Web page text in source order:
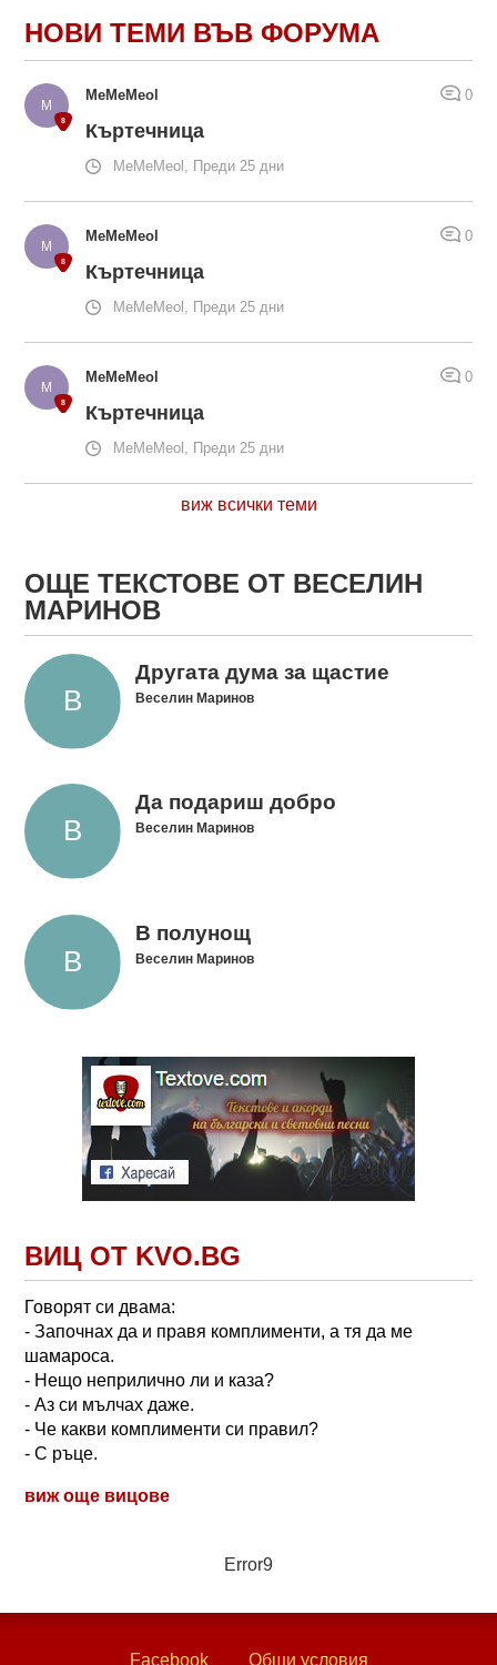
НОВИ ТЕМИ ВЪВ ФОРУМА
MeMeMeol 0
Къртечница
MeMeMeol, Преди 25 дни
MeMeMeol 0
Къртечница
MeMeMeol, Преди 25 дни
MeMeMeol 0
Къртечница
MeMeMeol, Преди 25 дни
виж всички теми
ОЩЕ ТЕКСТОВЕ ОТ ВЕСЕЛИН
МАРИНОВ
Другата дума за щастие
Веселин Маринов
Да подариш добро
Веселин Маринов
В полунощ
Веселин Маринов
ВИЦ ОТ KVO.BG
Говорят си двама:
- Започнах да и правя комплименти, а тя да ме
шамароса.
- Нещо неприлично ли и каза?
- Аз си мълчах даже.
- Че какви комплименти си правил?
- С ръце.
виж още вицове
Error9
Facebook Общи условия